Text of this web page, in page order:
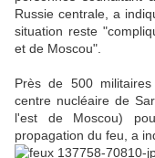
Russie centrale, a
situation reste
et de Moscou".
Près de 500
centre nucléaire de
l'est de Moscou)
propagation du feu, a